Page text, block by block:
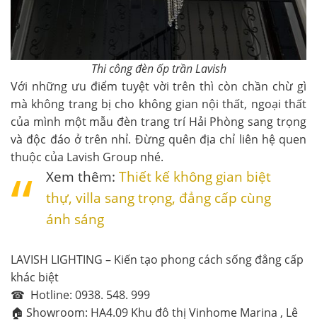
Thi công đèn ốp trần Lavish
Với những ưu điểm tuyệt vời trên thì còn chần chừ gì
mà không trang bị cho không gian nội thất, ngoại thất
của mình một mẫu đèn trang trí Hải Phòng sang trọng
và độc đáo ở trên nhỉ. Đừng quên địa chỉ liên hệ quen
thuộc của Lavish Group nhé.
Xem thêm: Thiết kế không gian biệt
thự, villa sang trọng, đẳng cấp cùng
ánh sáng
LAVISH LIGHTING – Kiến tạo phong cách sống đẳng cấp
khác biệt
☎ Hotline: 0938. 548. 999
🏠 Showroom: HA4.09 Khu đô thị Vinhome Marina , Lê